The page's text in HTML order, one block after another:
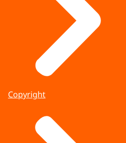
Copyright